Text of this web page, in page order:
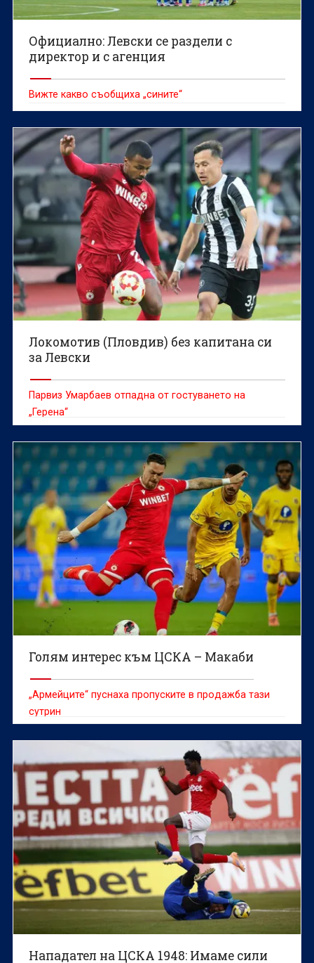
Официално: Левски се раздели с
директор и с агенция
Вижте какво съобщиха „сините“
Локомотив (Пловдив) без капитана си
за Левски
Парвиз Умарбаев отпадна от гостуването на
„Герена“
Голям интерес към ЦСКА – Макаби
„Армейците“ пуснаха пропуските в продажба тази
сутрин
Нападател на ЦСКА 1948: Имаме сили